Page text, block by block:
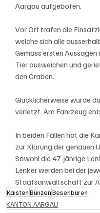
Aargau aufgeboten.
Vor Ort trafen die
welche sich alle
Gemäss ersten
Tier ausweichen und
den Graben.
Glücklicherweise wurde
verletzt. Am Fahrzeug
In beiden Fällen hat die
zur Klärung der genauen
Sowohl die 47-jährige
Lenker werden bei der
Staatsanwaltschaft zur
Kaisten Bünzen Besenbüren
KANTON AARGAU